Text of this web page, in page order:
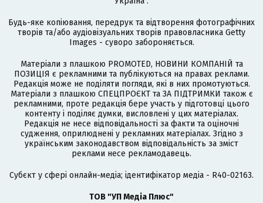
Будь-яке копіювання, передрук та відтворення фотографічних
творів та/або аудіовізуальних творів правовласника Getty
Images - суворо забороняється.
Матеріали з плашкою PROMOTED, НОВИНИ КОМПАНІЙ та
ПОЗИЦІЯ є рекламними та публікуються на правах реклами.
Редакція може не поділяти погляди, які в них промотуються.
Матеріали з плашкою СПЕЦПРОЄКТ та ЗА ПІДТРИМКИ також є
рекламними, проте редакція бере участь у підготовці цього
контенту і поділяє думки, висловлені у цих матеріалах.
Редакція не несе відповідальності за факти та оціночні
судження, оприлюднені у рекламних матеріалах. Згідно з
українським законодавством відповідальність за зміст
реклами несе рекламодавець.
Cубєкт у сфері онлайн-медіа; ідентифікатор медіа - R40-02163.
ТОВ "УП Медіа Плюс"